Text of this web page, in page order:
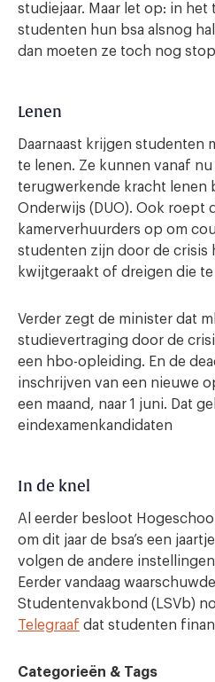
studiejaar. Maar let op: in het
studenten hun bsa alsnog
dan moeten ze toch nog
Lenen
Daarnaast krijgen studenten
te lenen. Ze kunnen vanaf nu
terugwerkende kracht lenen
Onderwijs (DUO). Ook roept
kamerverhuurders op om
studenten zijn door de crisis
kwijtgeraakt of dreigen die
Verder zegt de minister dat
studievertraging door de
een hbo-opleiding. En de
inschrijven van een nieuwe
een maand, naar 1 juni. Dat
eindexamenkandidaten
In de knel
Al eerder besloot
om dit jaar de bsa’s een
volgen de andere
Eerder vandaag
Studentenvakbond (LSVb)
Telegraaf dat studenten
Categorieën & Tags